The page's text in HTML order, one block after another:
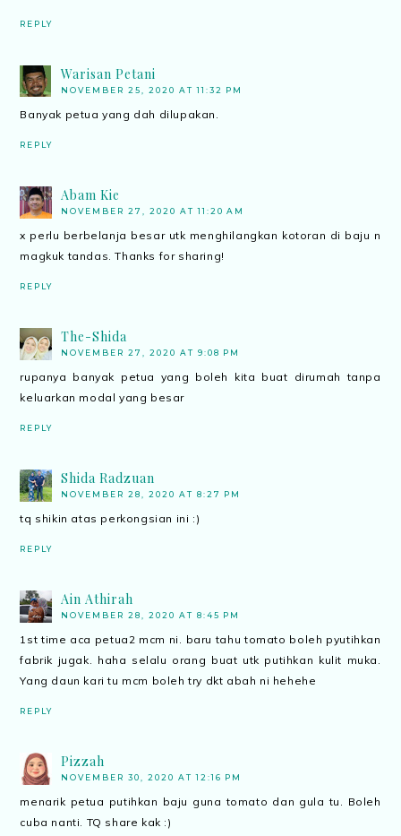
REPLY
Warisan Petani
NOVEMBER 25, 2020 AT 11:32 PM
Banyak petua yang dah dilupakan.
REPLY
Abam Kie
NOVEMBER 27, 2020 AT 11:20 AM
x perlu berbelanja besar utk menghilangkan kotoran di baju n
magkuk tandas. Thanks for sharing!
REPLY
The-Shida
NOVEMBER 27, 2020 AT 9:08 PM
rupanya banyak petua yang boleh kita buat dirumah tanpa
keluarkan modal yang besar
REPLY
Shida Radzuan
NOVEMBER 28, 2020 AT 8:27 PM
tq shikin atas perkongsian ini :)
REPLY
Ain Athirah
NOVEMBER 28, 2020 AT 8:45 PM
1st time aca petua2 mcm ni. baru tahu tomato boleh pyutihkan
fabrik jugak. haha selalu orang buat utk putihkan kulit muka.
Yang daun kari tu mcm boleh try dkt abah ni hehehe
REPLY
Pizzah
NOVEMBER 30, 2020 AT 12:16 PM
menarik petua putihkan baju guna tomato dan gula tu. Boleh
cuba nanti. TQ share kak :)